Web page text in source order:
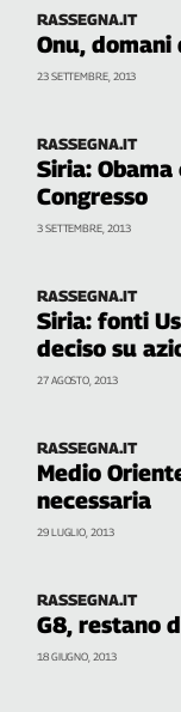
La
redazione
Social
RASSEGNA.IT
Onu, domani
23 SETTEMBRE, 2013
RASSEGNA.IT
Siria:
Congresso
3 SETTEMBRE, 2013
RASSEGNA.IT
Siria: fonti
deciso su
27 AGOSTO, 2013
RASSEGNA.IT
Medio
necessaria
29 LUGLIO, 2013
RASSEGNA.IT
G8, restano
18 GIUGNO, 2013